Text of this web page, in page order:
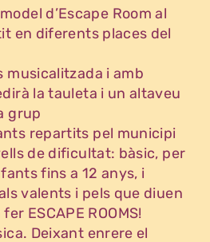
d’Escape Room al
en diferents places del
musicalitzada i amb
la tauleta i un altaveu
grup
repartits pel municipi
de dificultat: bàsic, per
fins a 12 anys, i
valents i pels que diuen
ESCAPE ROOMS!
Deixant enrere el